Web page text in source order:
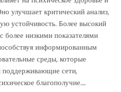
улучшает критический анализ,
устойчивость. Более высокий
более низкими показателями
информированным
среды, которые
сети,
благополучие….